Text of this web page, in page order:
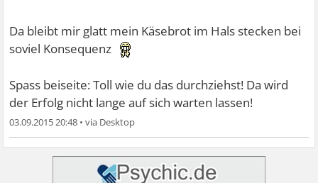
Da bleibt mir glatt mein Käsebrot im Hals stecken bei
soviel Konsequenz
Spass beiseite: Toll wie du das durchziehst! Da wird
der Erfolg nicht lange auf sich warten lassen!
03.09.2015 20:48 •